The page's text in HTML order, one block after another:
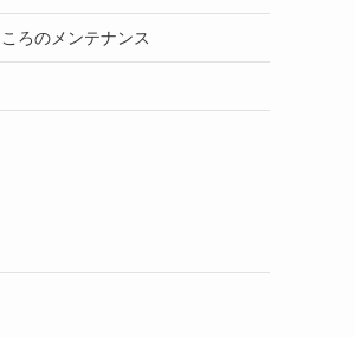
ろのメンテナンス